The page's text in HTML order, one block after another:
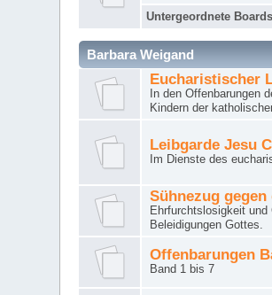
Untergeordnete Boards
Barbara Weigand
Eucharistischer
In den Offenbarungen
Kindern der
Leibgarde Jesu
Im Dienste des
Sühnezug
Ehrfurchtslosigkeit
Beleidigungen Gottes.
Offenbarungen
Band 1 bis 7